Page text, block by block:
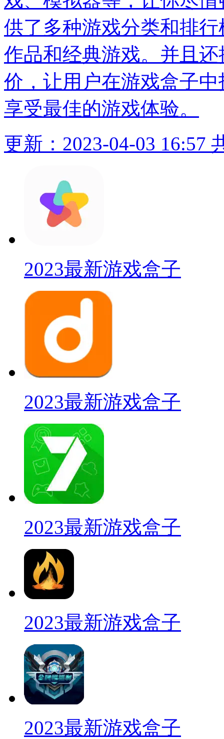
供了多种游戏分类和排
作品和经典游戏。并且
价，让用户在游戏盒子
享受最佳的游戏体验。
更新：2023-04-03 16:57
2023最新游戏盒子
2023最新游戏盒子
2023最新游戏盒子
2023最新游戏盒子
2023最新游戏盒子